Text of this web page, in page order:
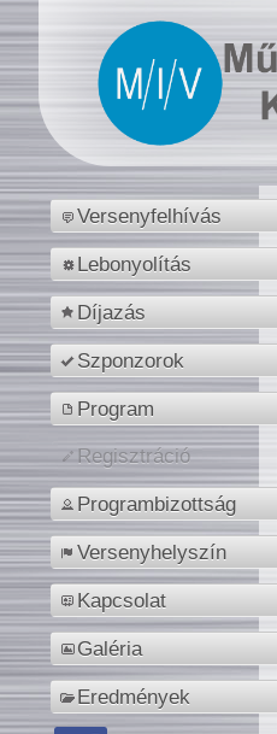
Versenyfelhívás
Lebonyolítás
Díjazás
Szponzorok
Program
Regisztráció
Programbizottság
Versenyhelyszín
Kapcsolat
Galéria
Eredmények